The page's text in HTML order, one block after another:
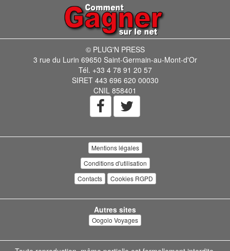
© PLUG'N PRESS
3 rue du Lurin 69650 Saint-Germain-au-Mont-d'Or
Tél. +33 4 78 91 20 57
SIRET 443 696 620 00030
CNIL 858401
Mentions légales
Conditions d'utilisation
Contacts
Cookies RGPD
Autres sites
Oogolo Voyages